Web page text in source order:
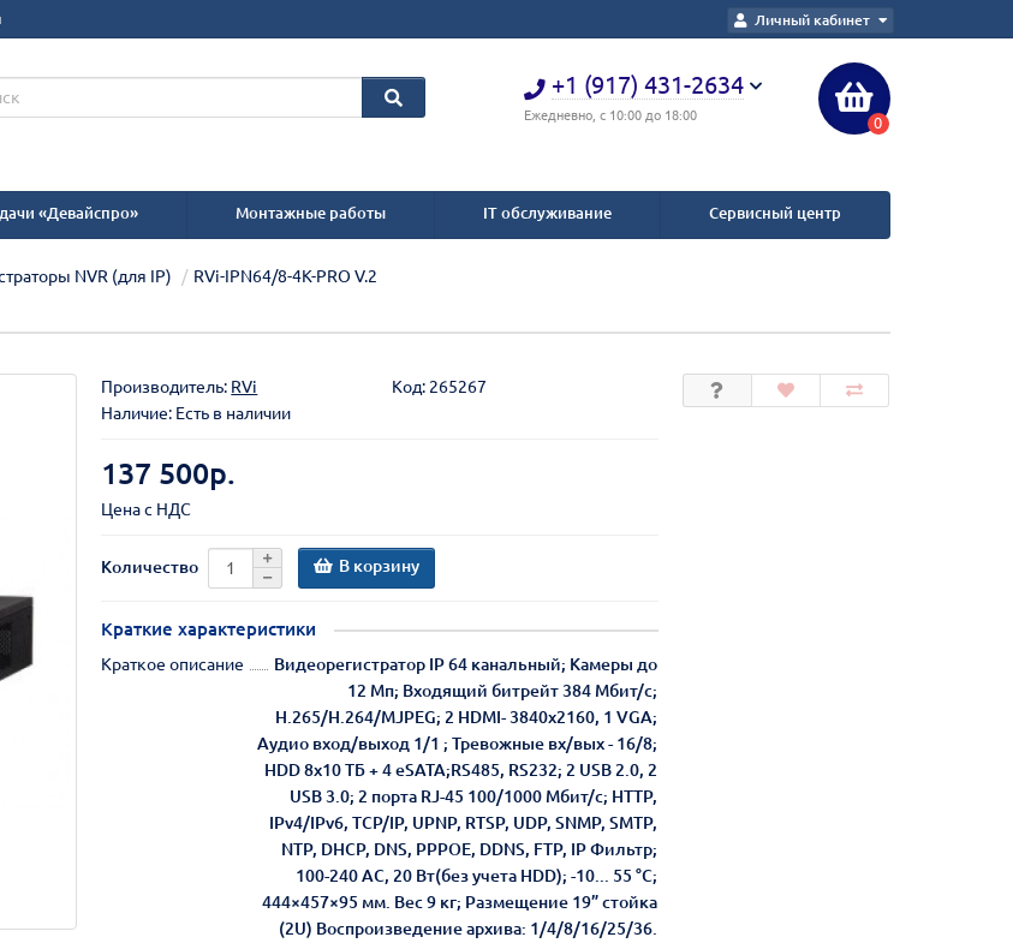
Личный кабинет
+1 (917) 431-2634
Ежедневно, с 10:00 до 18:00 0
«Девайспро» Монтажные работы IT обслуживание Сервисный центр
NVR (для IP) RVi-IPN64/8-4K-PRO V.2
Производитель: RVi Код: 265267
Наличие: Есть в наличии
137 500р.
Цена с НДС
Количество В корзину
Краткие характеристики
Краткое описание
Видеорегистратор IP 64 канальный; Камеры до
12 Мп; Входящий битрейт 384 Мбит/с;
H.265/H.264/MJPEG; 2 HDMI- 3840x2160, 1 VGA;
Аудио вход/выход 1/1 ; Тревожные вх/вых - 16/8;
HDD 8x10 ТБ + 4 eSATA;RS485, RS232; 2 USB 2.0, 2
USB 3.0; 2 порта RJ-45 100/1000 Мбит/с; HTTP,
IPv4/IPv6, TCP/IP, UPNP, RTSP, UDP, SNMP, SMTP,
NTP, DHCP, DNS, PPPOE, DDNS, FTP, IP Фильтр;
100-240 АС, 20 Вт(без учета HDD); -10... 55 °C;
444×457×95 мм. Вес 9 кг; Размещение 19” стойка
(2U) Воспроизведение архива: 1/4/8/16/25/36.